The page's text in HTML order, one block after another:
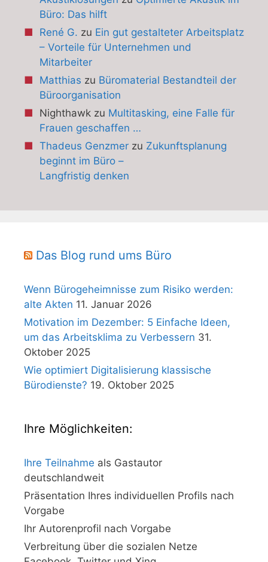
Büro: Das hilft
René G. zu Ein gut gestalteter Arbeitsplatz
– Vorteile für Unternehmen und
Mitarbeiter
Matthias zu Büromaterial Bestandteil der
Büroorganisation
Nighthawkzu Multitasking, eine Falle für
Frauen geschaffen …
Thadeus Genzmerzu Zukunftsplanung
beginnt im Büro –
Langfristig denken
Das Blog rund ums Büro
Wenn Bürogeheimnisse zum Risiko werden:
alte Akten 11. Januar 2026
Motivation im Dezember: 5 Einfache Ideen,
um das Arbeitsklima zu Verbessern 31.
Oktober 2025
Wie optimiert Digitalisierung klassische
Bürodienste? 19. Oktober 2025
Ihre Möglichkeiten:
Ihre Teilnahme als Gastautor
deutschlandweit
Präsentation Ihres individuellen Profils nach
Vorgabe
Ihr Autorenprofil nach Vorgabe
Verbreitung über die sozialen Netze